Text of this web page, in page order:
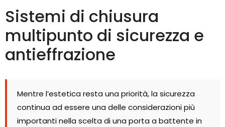
Sistemi di chiusura
multipunto di sicurezza e
antieffrazione
Mentre l’estetica resta una priorità, la sicurezza
continua ad essere una delle considerazioni più
importanti nella scelta di una porta a battente in